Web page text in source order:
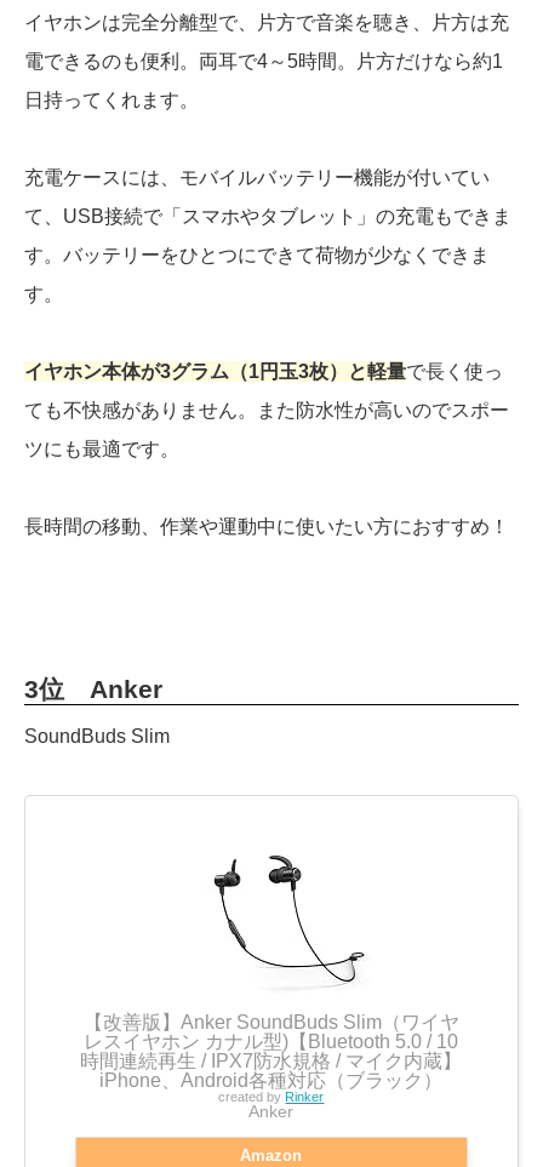
イヤホンは完全分離型で、片方で音楽を聴き、片方は充
電できるのも便利。両耳で4～5時間。片方だけなら約1
日持ってくれます。
充電ケースには、モバイルバッテリー機能が付いてい
て、USB接続で「スマホやタブレット」の充電もできま
す。バッテリーをひとつにできて荷物が少なくできま
す。
イヤホン本体が3グラム（1円玉3枚）と軽量で長く使っ
ても不快感がありません。また防水性が高いのでスポー
ツにも最適です。
長時間の移動、作業や運動中に使いたい方におすすめ！
3位 Anker
SoundBuds Slim
【改善版】Anker SoundBuds Slim（ワイヤ
レスイヤホン カナル型)【Bluetooth 5.0 / 10
時間連続再生 / IPX7防水規格 / マイク内蔵】
iPhone、Android各種対応（ブラック）
created byRinker
Anker
Amazon